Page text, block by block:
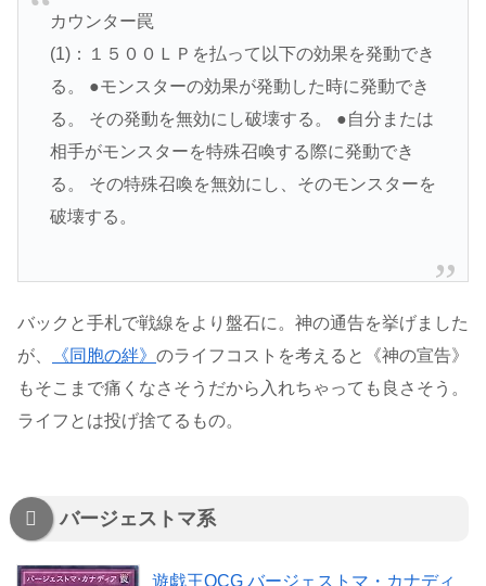
カウンター罠
(1)：１５００ＬＰを払って以下の効果を発動でき
る。 ●モンスターの効果が発動した時に発動でき
る。 その発動を無効にし破壊する。 ●自分または
相手がモンスターを特殊召喚する際に発動でき
る。 その特殊召喚を無効にし、そのモンスターを
破壊する。
バックと手札で戦線をより盤石に。神の通告を挙げました
が、
《同胞の絆》 のライフコストを考えると《神の宣告》
もそこまで痛くなさそうだから入れちゃっても良さそう。
ライフとは投げ捨てるもの。
バージェストマ系
遊戯王OCG バージェストマ・カナディ